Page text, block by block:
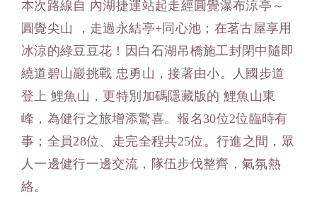
本次路線自 內湖捷運站起走經圓覺瀑布涼亭～
圓覺尖山 ，走過永結亭+同心池；在茗古屋享用
冰涼的綠豆豆花！因白石湖吊橋施工封閉中隨即
繞道碧山巖挑戰 忠勇山，接著由小。人國步道
登上 鯉魚山，更特別加碼隱藏版的 鯉魚山東
峰，為健行之旅增添驚喜。報名30位2位臨時有
事；全員28位、走完全程共25位。行進之間，眾
人一邊健行一邊交流，隊伍步伐整齊，氣氛熱
絡。